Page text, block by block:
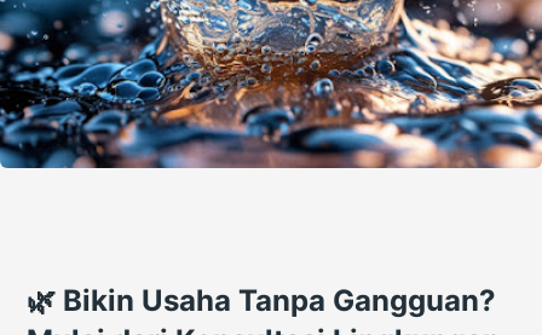
🌿 Bikin Usaha Tanpa Gangguan?